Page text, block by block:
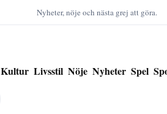
Nyheter, nöje och nästa grej att göra.
Kultur Livsstil Nöje Nyheter Spel